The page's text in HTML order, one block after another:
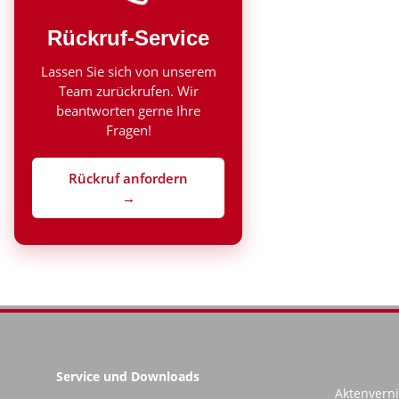
Rückruf-Service
Lassen Sie sich von unserem
Team zurückrufen. Wir
beantworten gerne Ihre
Fragen!
Rückruf anfordern
→
Service und Downloads